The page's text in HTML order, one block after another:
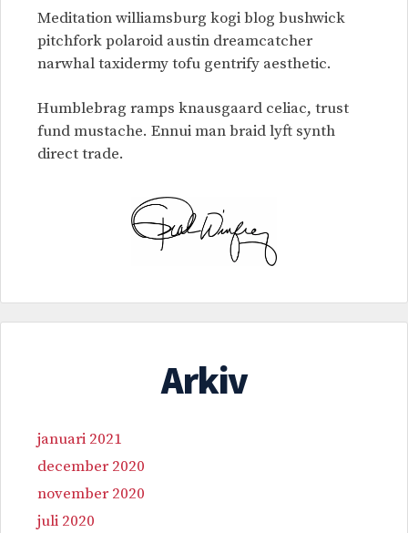
Meditation williamsburg kogi blog bushwick
pitchfork polaroid austin dreamcatcher
narwhal taxidermy tofu gentrify aesthetic.
Humblebrag ramps knausgaard celiac, trust
fund mustache. Ennui man braid lyft synth
direct trade.
Arkiv
januari 2021
december 2020
november 2020
juli 2020